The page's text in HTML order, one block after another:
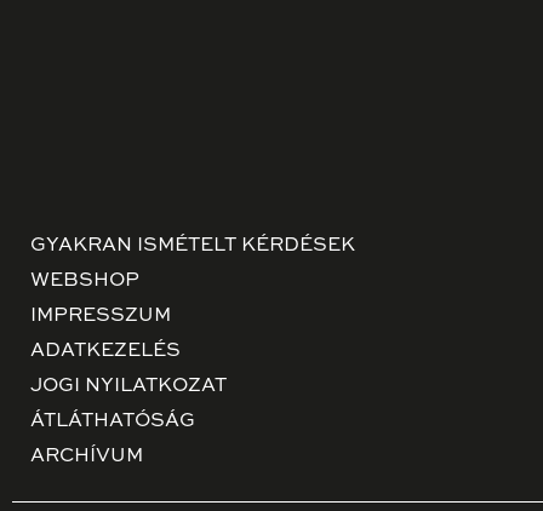
GYAKRAN ISMÉTELT KÉRDÉSEK
WEBSHOP
IMPRESSZUM
ADATKEZELÉS
JOGI NYILATKOZAT
ÁTLÁTHATÓSÁG
ARCHÍVUM